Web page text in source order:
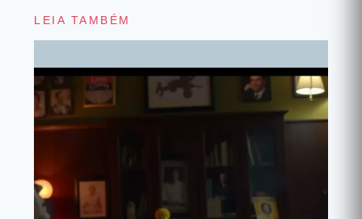
LEIA TAMBÉM